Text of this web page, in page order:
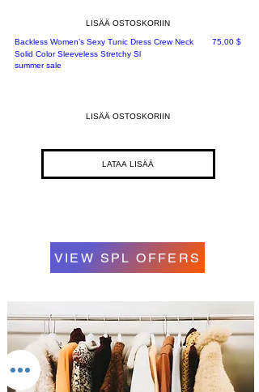
LISÄÄ OSTOSKORIIN
Backless Women’s Sexy Tunic Dress Crew Neck
Solid Color Sleeveless Stretchy Sl
Hinta
75,00 $
summer sale
LISÄÄ OSTOSKORIIN
LATAA LISÄÄ
VIEW SPL OFFERS